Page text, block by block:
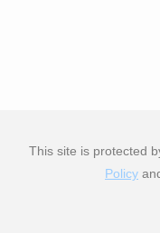
This site is protected
Policy